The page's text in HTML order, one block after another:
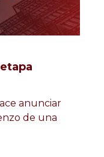
anunciar
de una